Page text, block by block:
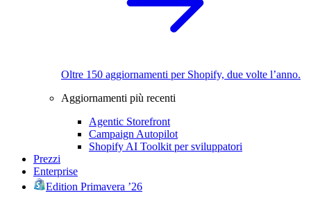
Oltre 150 aggiornamenti per Shopify, due volte l’anno.
Aggiornamenti più recenti
Agentic Storefront
Campaign Autopilot
Shopify AI Toolkit per sviluppatori
Prezzi
Enterprise
Edition Primavera ’26